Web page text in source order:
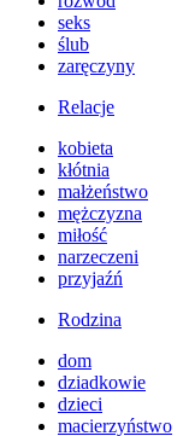
seks
ślub
zaręczyny
Relacje
kobieta
kłótnia
małżeństwo
mężczyzna
miłość
narzeczeni
przyjaźń
Rodzina
dom
dziadkowie
dzieci
macierzyństwo